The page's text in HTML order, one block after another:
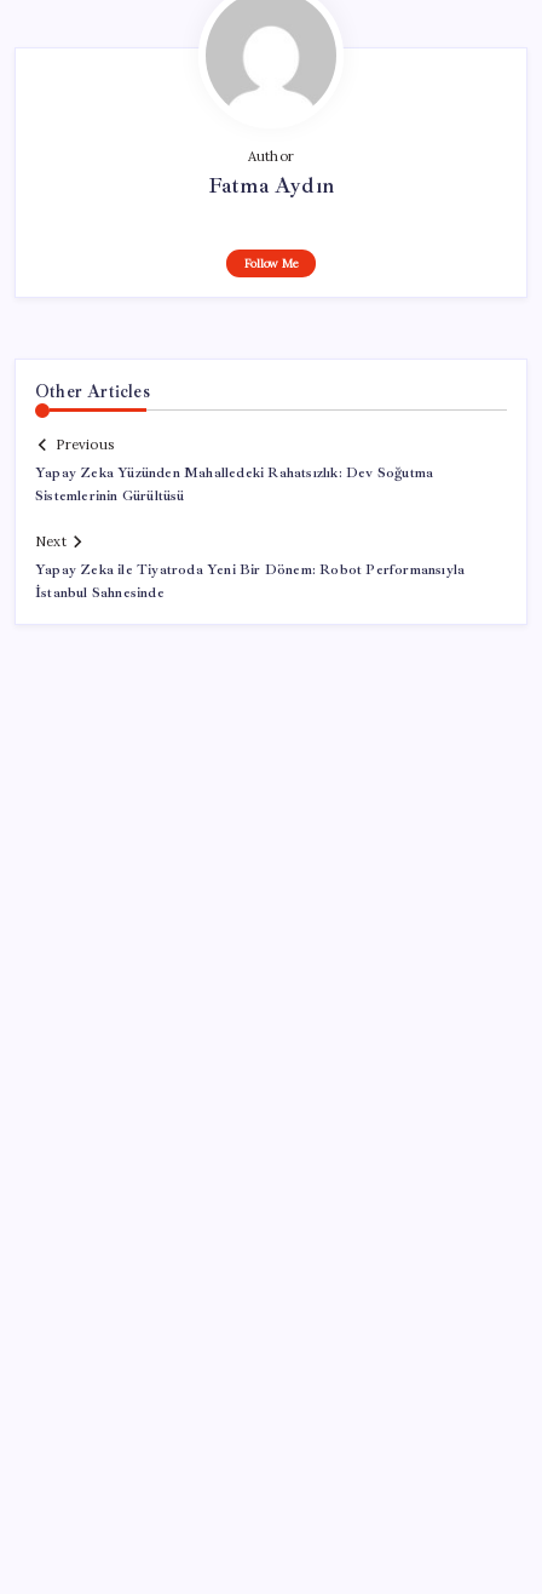
Author
Fatma Aydın
Follow Me
Other Articles
Previous
Yapay Zeka Yüzünden Mahalledeki Rahatsızlık: Dev Soğutma
Sistemlerinin Gürültüsü
Next
Yapay Zeka ile Tiyatroda Yeni Bir Dönem: Robot Performansıyla
İstanbul Sahnesinde